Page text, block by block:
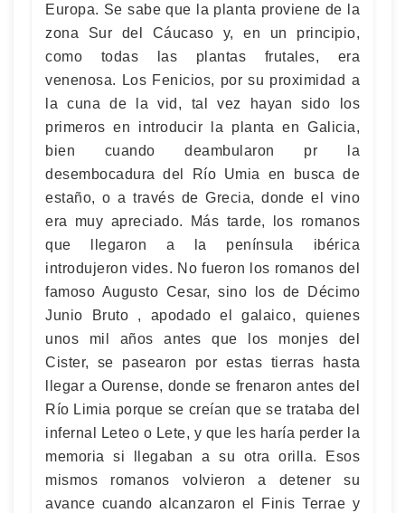
Europa. Se sabe que la planta proviene de la
zona Sur del Cáucaso y, en un principio,
como todas las plantas frutales, era
venenosa. Los Fenicios, por su proximidad a
la cuna de la vid, tal vez hayan sido los
primeros en introducir la planta en Galicia,
bien cuando deambularon pr la
desembocadura del Río Umia en busca de
estaño, o a través de Grecia, donde el vino
era muy apreciado. Más tarde, los romanos
que llegaron a la península ibérica
introdujeron vides. No fueron los romanos del
famoso Augusto Cesar, sino los de Décimo
Junio Bruto , apodado el galaico, quienes
unos mil años antes que los monjes del
Cister, se pasearon por estas tierras hasta
llegar a Ourense, donde se frenaron antes del
Río Limia porque se creían que se trataba del
infernal Leteo o Lete, y que les haría perder la
memoria si llegaban a su otra orilla. Esos
mismos romanos volvieron a detener su
avance cuando alcanzaron el Finis Terrae y